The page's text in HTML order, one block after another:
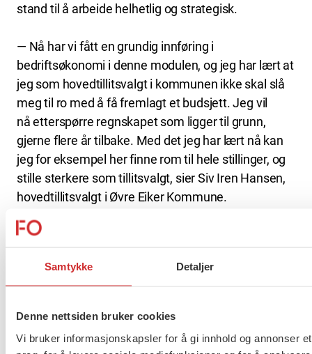
Samtykke Detaljer
Denne nettsiden bruker cookies
Vi bruker informasjonskapsler for å gi innhold og annonser
stand til å arbeide helhetlig og strategisk.
— Nå har vi fått en grundig innføring i
bedriftsøkonomi i denne modulen, og jeg har lært at
jeg som hovedtillitsvalgt i kommunen ikke skal slå
meg til ro med å få fremlagt et budsjett. Jeg vil
nå etterspørre regnskapet som ligger til grunn,
gjerne flere år tilbake. Med det jeg har lært nå kan
jeg for eksempel her finne rom til hele stillinger, og
stille sterkere som tillitsvalgt, sier Siv Iren Hansen,
hovedtillitsvalgt i Øvre Eiker Kommune.
Hun har tidligere sittet i styret i FO Buskerud i to
skolen for å ta kunnskapen i bruk som
hovedtillitsvalgt.
modulene. Hun er 2. nestleder og profesjonsfaglig